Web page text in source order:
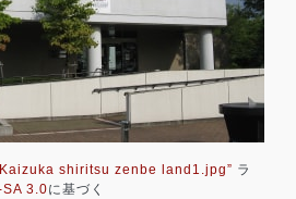
shiritsu zenbe land1.jpg” ラ
3.0に基づく